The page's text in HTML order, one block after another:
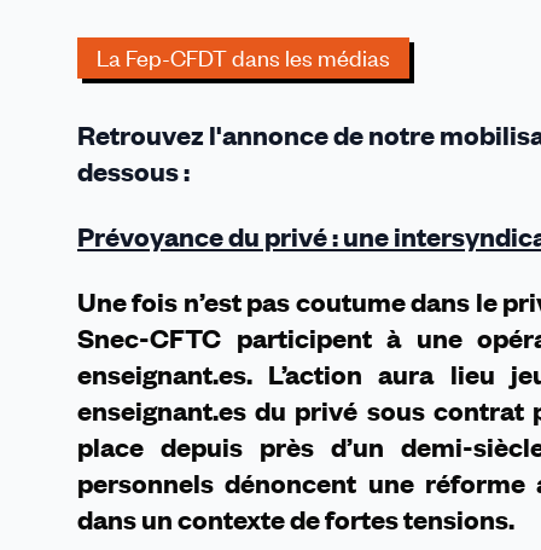
privé
:
intersyndicale
à
le
28
La Fep-CFDT dans les médias
Retrouvez l'annonce de notre
dessous :
Prévoyance du privé : une
Une fois n’est pas coutume dans le
Snec-CFTC participent à une
enseignant.es. L’action aura
enseignant.es du privé sous
place depuis près d’un demi-
personnels dénoncent une
dans un contexte de fortes tensions.